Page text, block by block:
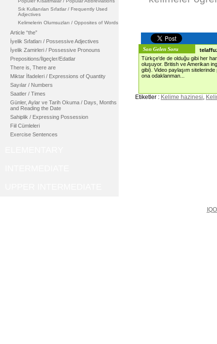
Sık Kullanılan Sıfatlar / Frequently Used
Adjectives
Kelimelerin Olumsuzları / Opposites of Words
Article “the”
İyelik Sıfatları / Possessive Adjectives
İyelik Zamirleri / Possessive Pronouns
Prepositions/İlgeçler/Edatlar
There is, There are
Miktar İfadeleri / Expressions of Quantity
Sayılar / Numbers
Saatler / Times
Günler, Aylar ve Tarih Okuma / Days, Months
and Reading the Date
Sahiplik / Expressing Possession
Fiil Cümleleri
Exercise Sentences
Son Gelen Soru
Türkçe'de de olduğu gibi her
oluşuyor. British ve Amerikan
gibi). Video paylaşım
ona odaklanman...
Etiketler : Kelime hazinesi,